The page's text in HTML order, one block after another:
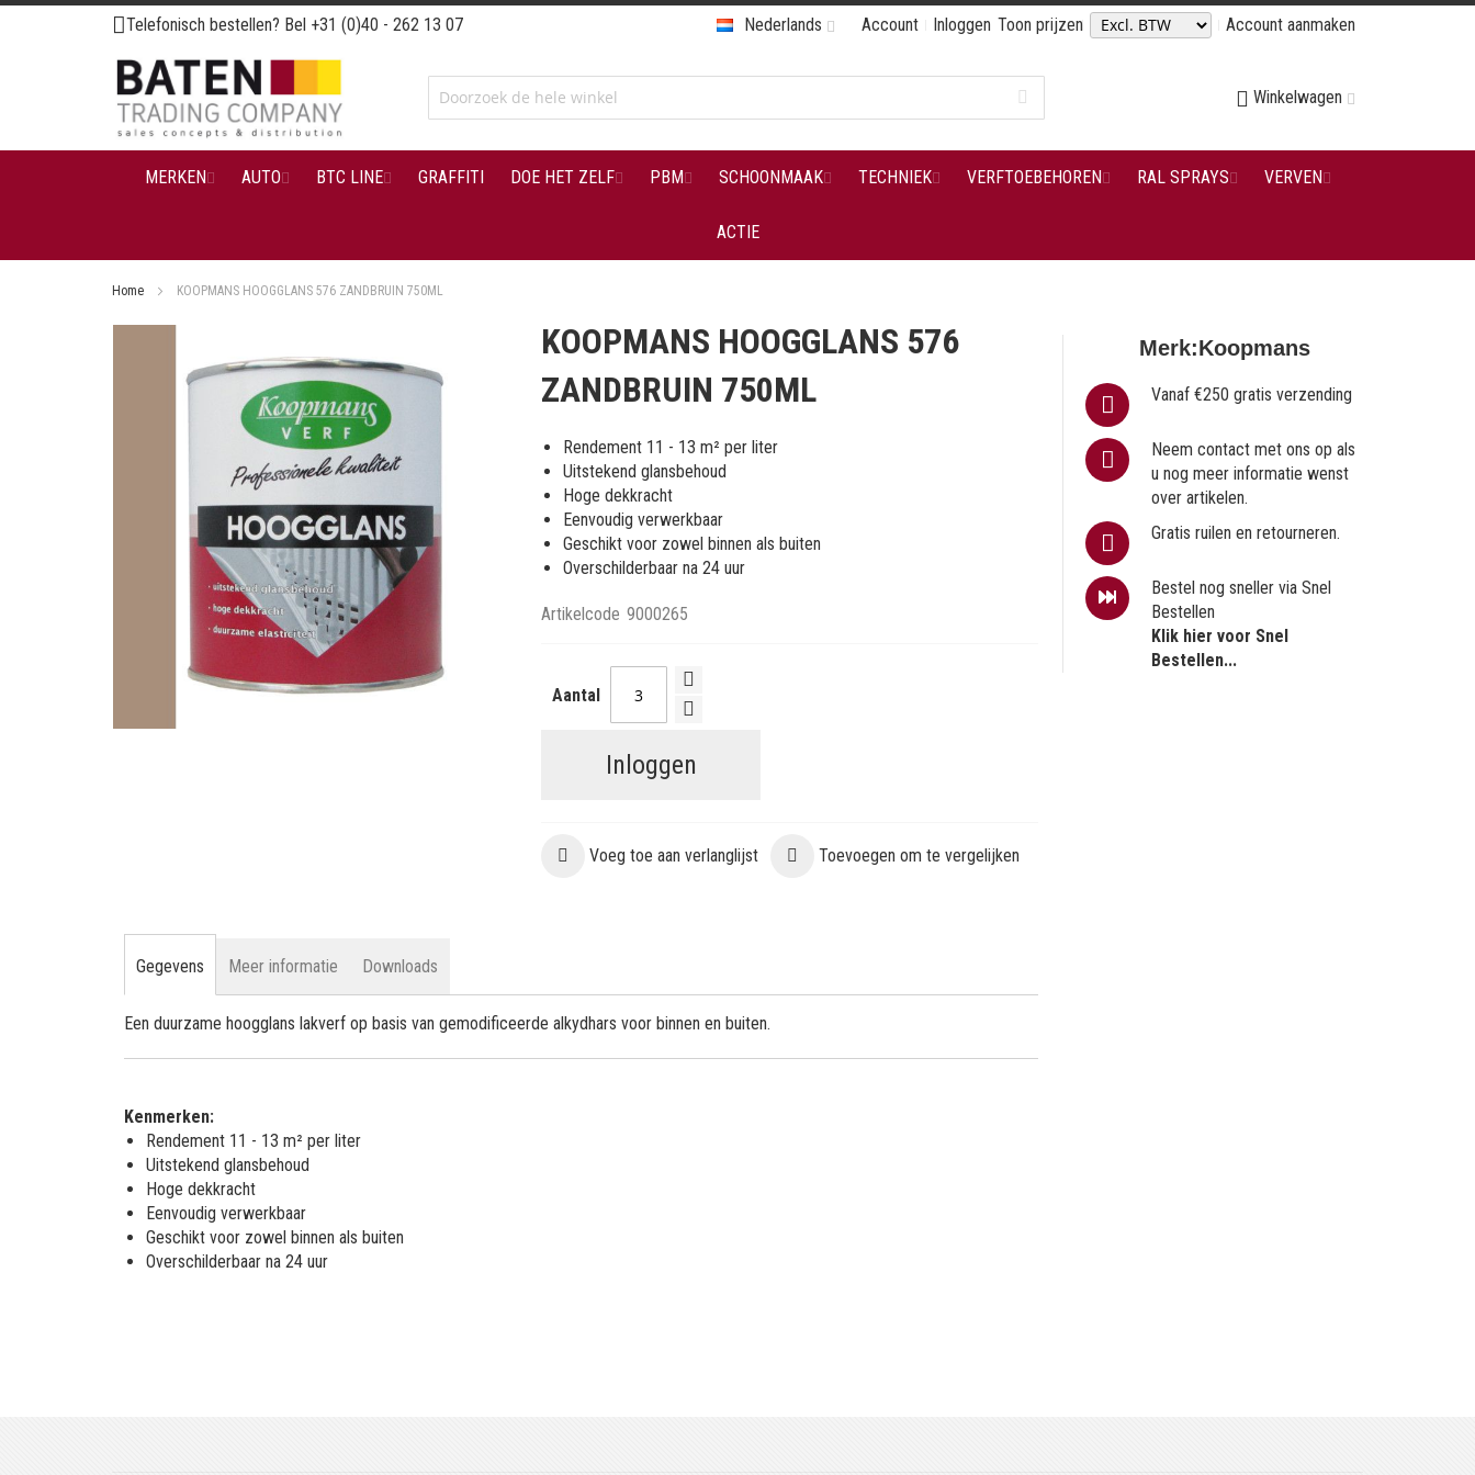
Ga
naar
de
inhoud
Telefonisch bestellen? Bel +31 (0)40 - 262 13 07 Account Inloggen Toon prijzen Account aanmaken
Nederlands
Winkelwagen
MERKEN AUTO BTC LINE GRAFFITI DOE HET ZELF PBM SCHOONMAAK TECHNIEK VERFTOEBEHOREN RAL SPRAYS VERVEN
ACTIE
Home KOOPMANS HOOGGLANS 576 ZANDBRUIN 750ML
KOOPMANS HOOGGLANS 576
ZANDBRUIN 750ML
Rendement 11 - 13 m² per liter
Uitstekend glansbehoud
Hoge dekkracht
Eenvoudig verwerkbaar
Geschikt voor zowel binnen als buiten
Overschilderbaar na 24 uur
Artikelcode 9000265
Aantal
Inloggen
Voeg toe aan verlanglijst Toevoegen om te vergelijken
Merk:Koopmans
Vanaf €250 gratis verzending
Neem contact met ons op als
u nog meer informatie wenst
over artikelen.
Gratis ruilen en retourneren.
Bestel nog sneller via Snel
Bestellen
Klik hier voor Snel
Bestellen...
Gegevens
Een duurzame hoogglans lakverf op basis van gemodificeerde alkydhars voor binnen en buiten.
Kenmerken:
Rendement 11 - 13 m² per liter
Uitstekend glansbehoud
Hoge dekkracht
Eenvoudig verwerkbaar
Geschikt voor zowel binnen als buiten
Overschilderbaar na 24 uur
Meer informatie Downloads